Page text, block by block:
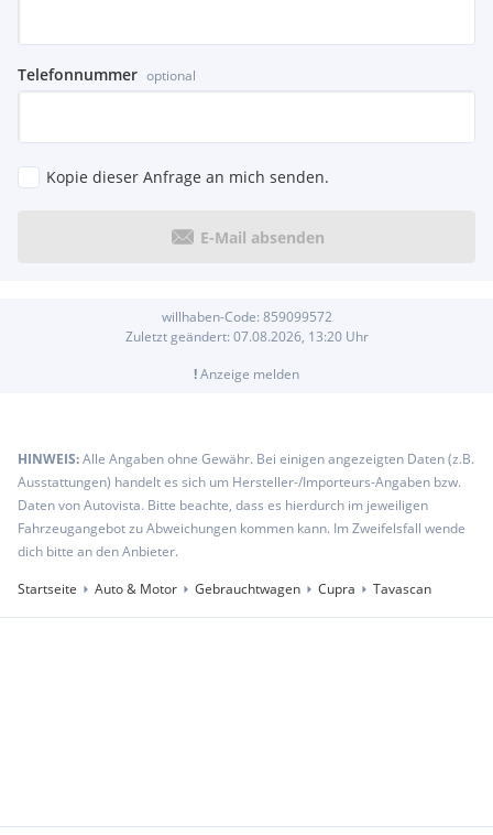
Telefonnummer optional
Kopie dieser Anfrage an mich senden.
E-Mail absenden
willhaben-Code: 859099572
Zuletzt geändert: 07.08.2026, 13:20Uhr
!Anzeige melden
HINWEIS:Alle Angaben ohne Gewähr. Bei einigen angezeigten Daten (z.B.
Ausstattungen) handelt es sich um Hersteller-/Importeurs-Angaben bzw.
Daten von Autovista. Bitte beachte, dass es hierdurch im jeweiligen
Fahrzeugangebot zu Abweichungen kommen kann. Im Zweifelsfall wende
dich bitte an den Anbieter.
Startseite
Auto & Motor Gebrauchtwagen Cupra Tavascan